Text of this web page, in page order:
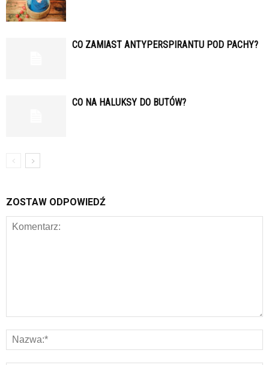
CO ZAMIAST ANTYPERSPIRANTU POD PACHY?
CO NA HALUKSY DO BUTÓW?
ZOSTAW ODPOWIEDŹ